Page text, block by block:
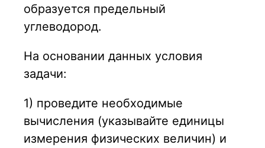
образуется предельный
углеводород.
На основании данных условия
задачи:
1) проведите необходимые
вычисления (указывайте единицы
измерения физических величин) и